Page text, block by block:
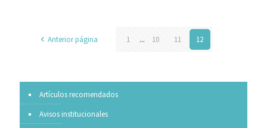
Anterior página 1 ... 10 11 12
Artículos recomendados
Avisos institucionales